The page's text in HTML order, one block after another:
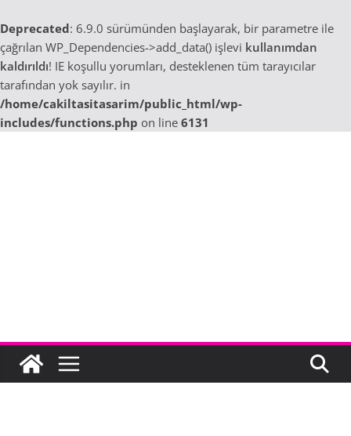
Deprecated: 6.9.0 sürümünden başlayarak, bir parametre ile
çağrılan WP_Dependencies->add_data() işlevi kullanımdan
kaldırıldı! IE koşullu yorumları, desteklenen tüm tarayıcılar
tarafından yok sayılır. in
/home/cakiltasitasarim/public_html/wp-
includes/functions.php on line 6131